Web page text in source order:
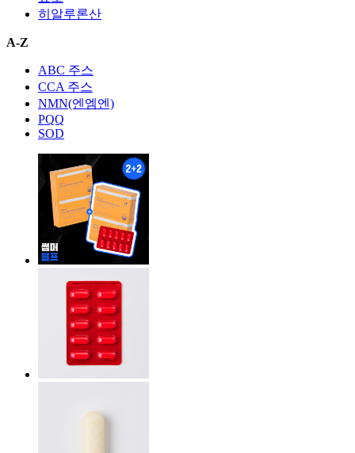
히알루론산
A-Z
ABC 주스
CCA 주스
NMN(엔엠엔)
PQQ
SOD